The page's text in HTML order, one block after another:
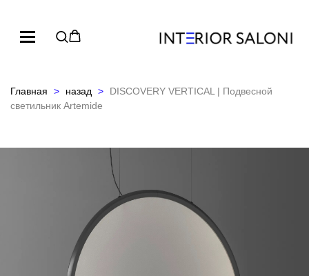
Главная назад
DISCOVERY VERTICAL | Подвесной
светильник Artemide